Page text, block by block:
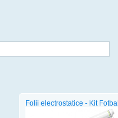
Folii electrostatice - Kit Fotbal